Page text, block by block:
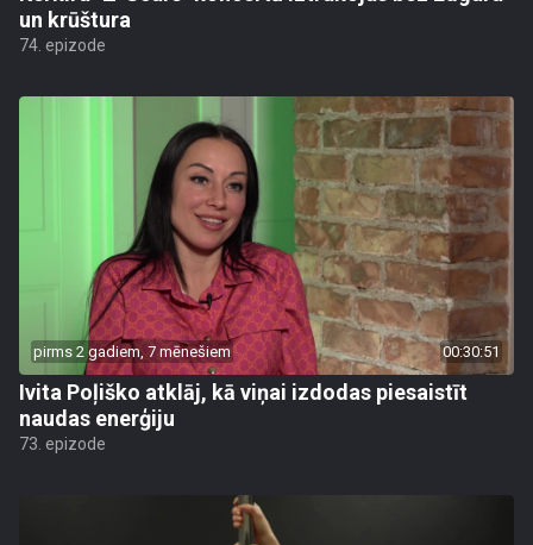
un krūštura
74. epizode
pirms 2 gadiem, 7 mēnešiem 00:30:51
Ivita Poļiško atklāj, kā viņai izdodas piesaistīt
naudas enerģiju
73. epizode